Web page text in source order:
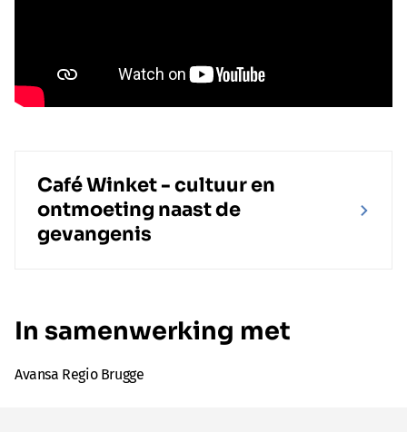
Café Winket - cultuur en
ontmoeting naast de
gevangenis
In samenwerking met
Avansa Regio Brugge